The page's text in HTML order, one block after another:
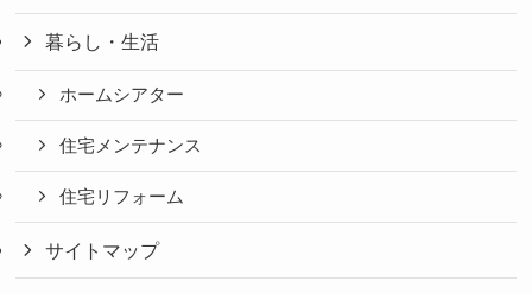
暮らし・生活
ホームシアター
住宅メンテナンス
住宅リフォーム
サイトマップ